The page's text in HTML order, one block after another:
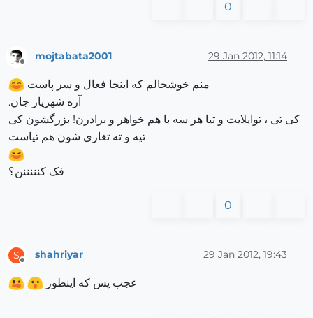
0
mojtabata2001 29 Jan 2012, 11:14
منم خوشحالم که اینجا فعال و سر پاست
آره شهریار جان.
کی تی ، توایلایت و تیا هر سه با هم خواهر و برادرن! بزرگشون کی
تیه و ته تغاری شون هم تیاست
فک کنننننن؟
0
S shahriyar 29 Jan 2012, 19:43
عجب پس که اینطور